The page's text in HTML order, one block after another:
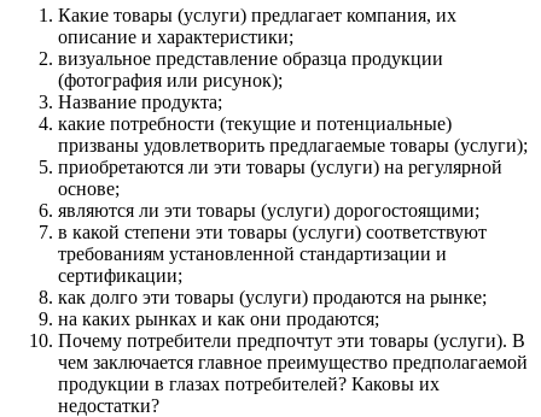
Какие товары (услуги) предлагает компания, их
описание и характеристики;
визуальное представление образца продукции
(фотография или рисунок);
Название продукта;
какие потребности (текущие и потенциальные)
призваны удовлетворить предлагаемые товары (услуги);
приобретаются ли эти товары (услуги) на регулярной
основе;
являются ли эти товары (услуги) дорогостоящими;
в какой степени эти товары (услуги) соответствуют
требованиям установленной стандартизации и
сертификации;
как долго эти товары (услуги) продаются на рынке;
на каких рынках и как они продаются;
Почему потребители предпочтут эти товары (услуги). В
чем заключается главное преимущество предполагаемой
продукции в глазах потребителей? Каковы их
недостатки?